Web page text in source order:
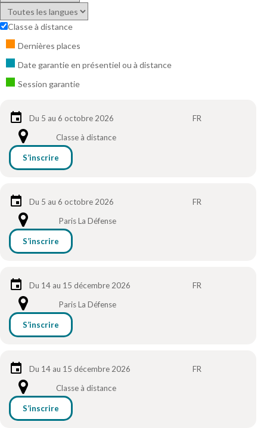
Classe à distance
Dernières places
Date garantie en présentiel ou à distance
Session garantie
Du 5 au 6 octobre 2026
FR
Classe à distance
S’inscrire
Du 5 au 6 octobre 2026
FR
Paris La Défense
S’inscrire
Du 14 au 15 décembre 2026
FR
Paris La Défense
S’inscrire
Du 14 au 15 décembre 2026
FR
Classe à distance
S’inscrire